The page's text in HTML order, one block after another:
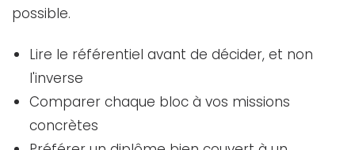
possible.
Lire le référentiel avant de décider, et non
l'inverse
Comparer chaque bloc à vos missions
concrètes